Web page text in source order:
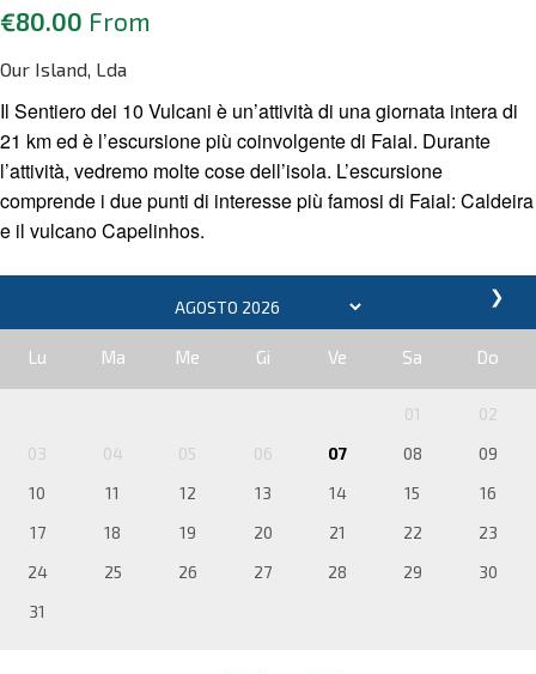
€80.00 From
Our Island, Lda
Il Sentiero dei 10 Vulcani è un’attività di una giornata intera di
21 km ed è l’escursione più coinvolgente di Faial. Durante
l’attività, vedremo molte cose dell’isola. L’escursione
comprende i due punti di interesse più famosi di Faial: Caldeira
e il vulcano Capelinhos.
❯
Lu Ma Me Gi Ve Sa Do
01
02
03
04 05 06 07 08
09
10
11 12 13 14 15
16
17
18 19 20 21 22
23
24
25 26 27 28 29
30
31